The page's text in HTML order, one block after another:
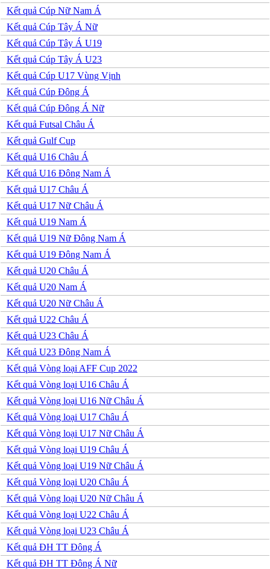
Iraq
Lao
New Zealand
Singapore
UAE
Yemen
Brazil
Colombia
Peru
Mỹ
Costa Rica
Ai Cập
Algeria
Nam Phi
Tunisia
Kết quả Cúp Nữ Nam Á
Kết quả Cúp Tây Á Nữ
Kết quả Cúp Tây Á U19
Kết quả Cúp Tây Á U23
Kết quả Cúp U17 Vùng Vịnh
Kết quả Cúp Đông Á
Kết quả Cúp Đông Á Nữ
Kết quả Futsal Châu Á
Kết quả Gulf Cup
Kết quả U16 Châu Á
Kết quả U16 Đông Nam Á
Kết quả U17 Châu Á
Kết quả U17 Nữ Châu Á
Kết quả U19 Nam Á
Kết quả U19 Nữ Đông Nam Á
Kết quả U19 Đông Nam Á
Kết quả U20 Châu Á
Kết quả U20 Nam Á
Kết quả U20 Nữ Châu Á
Kết quả U22 Châu Á
Kết quả U23 Châu Á
Kết quả U23 Đông Nam Á
Kết quả Vòng loại AFF Cup 2022
Kết quả Vòng loại U16 Châu Á
Kết quả Vòng loại U16 Nữ Châu Á
Kết quả Vòng loại U17 Châu Á
Kết quả Vòng loại U17 Nữ Châu Á
Kết quả Vòng loại U19 Châu Á
Kết quả Vòng loại U19 Nữ Châu Á
Kết quả Vòng loại U20 Châu Á
Kết quả Vòng loại U20 Nữ Châu Á
Kết quả Vòng loại U22 Châu Á
Kết quả Vòng loại U23 Châu Á
Kết quả ĐH TT Đông Á
Kết quả ĐH TT Đông Á Nữ